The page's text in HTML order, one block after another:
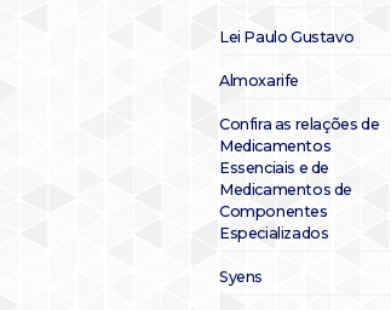
Lei Paulo Gustavo
Almoxarife
Confira as relações de
Medicamentos
Essenciais e de
Medicamentos de
Componentes
Especializados
Syens